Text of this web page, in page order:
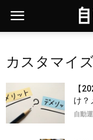
カスタマイズ
【
け？
自動